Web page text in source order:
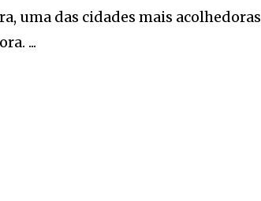
uma das cidades mais
...